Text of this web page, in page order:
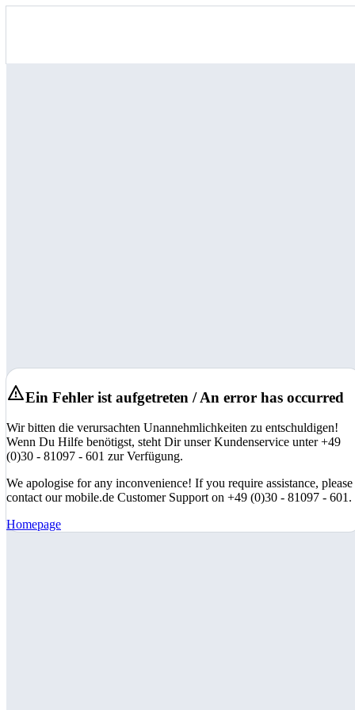
Ein Fehler ist aufgetreten / An error has occurred
Wir bitten die verursachten Unannehmlichkeiten zu entschuldigen!
Wenn Du Hilfe benötigst, steht Dir unser Kundenservice unter +49
(0)30 - 81097 - 601 zur Verfügung.
We apologise for any inconvenience! If you require assistance, please
contact our mobile.de Customer Support on +49 (0)30 - 81097 - 601.
Homepage